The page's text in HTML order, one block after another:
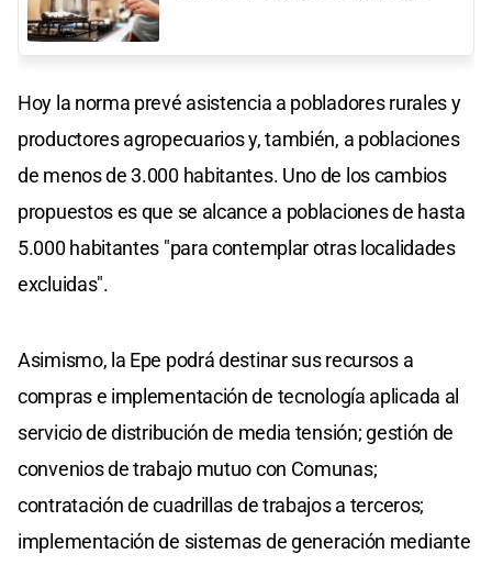
Hoy la norma prevé asistencia a pobladores rurales y
productores agropecuarios y, también, a poblaciones
de menos de 3.000 habitantes. Uno de los cambios
propuestos es que se alcance a poblaciones de hasta
5.000 habitantes "para contemplar otras localidades
excluidas".
Asimismo, la Epe podrá destinar sus recursos a
compras e implementación de tecnología aplicada al
servicio de distribución de media tensión; gestión de
convenios de trabajo mutuo con Comunas;
contratación de cuadrillas de trabajos a terceros;
implementación de sistemas de generación mediante